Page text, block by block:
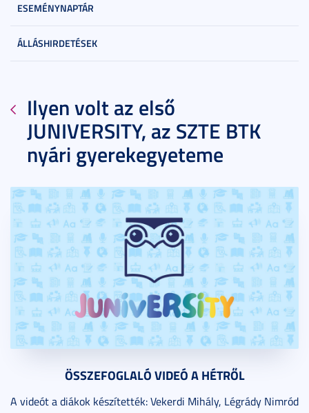
ESEMÉNYNAPTÁR
ÁLLÁSHIRDETÉSEK
Ilyen volt az első
JUNIVERSITY, az SZTE BTK
nyári gyerekegyeteme
ÖSSZEFOGLALÓ VIDEÓ A HÉTRŐL
A videót a diákok készítették: Vekerdi Mihály, Légrády Nimród